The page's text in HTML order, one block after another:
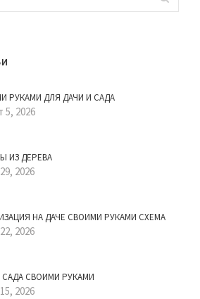
РУКАМИ ДЛЯ ДАЧИ И САДА
5, 2026
ИЗ ДЕРЕВА
2026
НА ДАЧЕ СВОИМИ РУКАМИ СХЕМА
2026
СВОИМИ РУКАМИ
2026